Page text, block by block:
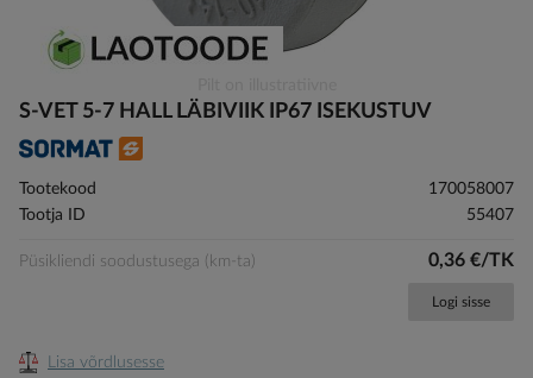
to
beginning
of
images
gallery
S-VET 5-7 HALL LÄBIVIIK IP67 ISEKUSTUV
Tootekood
170058007
Tootja ID
55407
Püsikliendi soodustusega (km-ta) 0,36 €/TK
Logi sisse
Lisa võrdlusesse